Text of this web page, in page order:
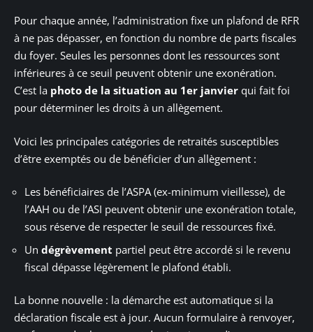
Pour chaque année, l’administration fixe un plafond de RFR
à ne pas dépasser, en fonction du nombre de parts fiscales
du foyer. Seules les personnes dont les ressources sont
inférieures à ce seuil peuvent obtenir une exonération.
C’est la photo de la situation au 1er janvier qui fait foi
pour déterminer les droits à un allègement.
Voici les principales catégories de retraités susceptibles
d’être exemptés ou de bénéficier d’un allègement :
Les bénéficiaires de l’ASPA (ex-minimum vieillesse), de
l’AAH ou de l’ASI peuvent obtenir une exonération totale,
sous réserve de respecter le seuil de ressources fixé.
Un dégrèvement partiel peut être accordé si le revenu
fiscal dépasse légèrement le plafond établi.
La bonne nouvelle : la démarche est automatique si la
déclaration fiscale est à jour. Aucun formulaire à renvoyer,